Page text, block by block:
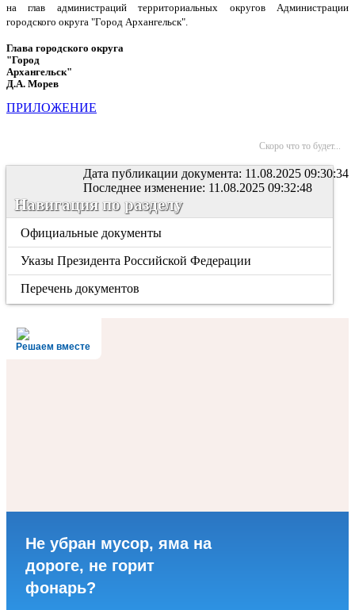
на глав администраций территориальных округов Администрации
городского округа "Город Архангельск".
Глава городского округа
"Город
Архангельск"
Д.А. Морев
ПРИЛОЖЕНИЕ
Скоро что то будет...
Дата публикации документа: 11.08.2025 09:30:34
Последнее изменение: 11.08.2025 09:32:48
Навигация по разделу
Официальные документы
Указы Президента Российской Федерации
Перечень документов
Решаем вместе
Не убран мусор, яма на
дороге, не горит
фонарь?